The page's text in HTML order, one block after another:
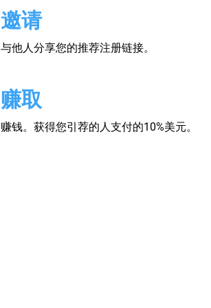
邀请
与他人分享您的推荐注册链接。
赚取
赚钱。获得您引荐的人支付的10%美元。